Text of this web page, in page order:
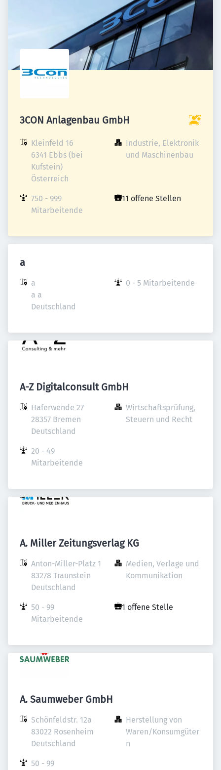
3CON Anlagenbau GmbH
Kleinfeld 16
6341 Ebbs (bei
Kufstein)
Österreich
Industrie, Elektronik
und Maschinenbau
750 - 999
Mitarbeitende
11 offene Stellen
a
a
a a
Deutschland
0 - 5 Mitarbeitende
A-Z Digitalconsult GmbH
Haferwende 27
28357 Bremen
Deutschland
Wirtschaftsprüfung,
Steuern und Recht
20 - 49
Mitarbeitende
A. Miller Zeitungsverlag KG
Anton-Miller-Platz 1
83278 Traunstein
Deutschland
Medien, Verlage und
Kommunikation
50 - 99
Mitarbeitende
1 offene Stelle
A. Saumweber GmbH
Schönfeldstr. 12a
83022 Rosenheim
Deutschland
Herstellung von
Waren/Konsumgüter
n
50 - 99